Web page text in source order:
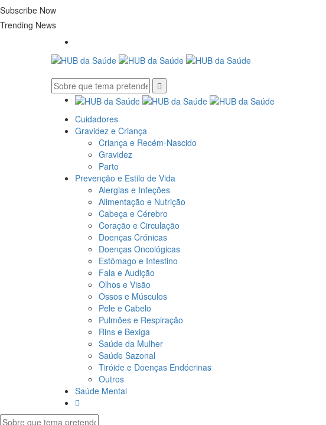
Subscribe Now
Trending News
Cuidadores
Gravidez e Criança
Criança e Recém-Nascido
Gravidez
Parto
Prevenção e Estilo de Vida
Alergias e Infeções
Alimentação e Nutrição
Cabeça e Cérebro
Coração e Circulação
Doenças Crónicas
Doenças Oncológicas
Estômago e Intestino
Fala e Audição
Olhos e Visão
Ossos e Músculos
Pele e Cabelo
Pulmões e Respiração
Rins e Bexiga
Saúde da Mulher
Saúde Sazonal
Tiróide e Doenças Endócrinas
Outros
Saúde Mental